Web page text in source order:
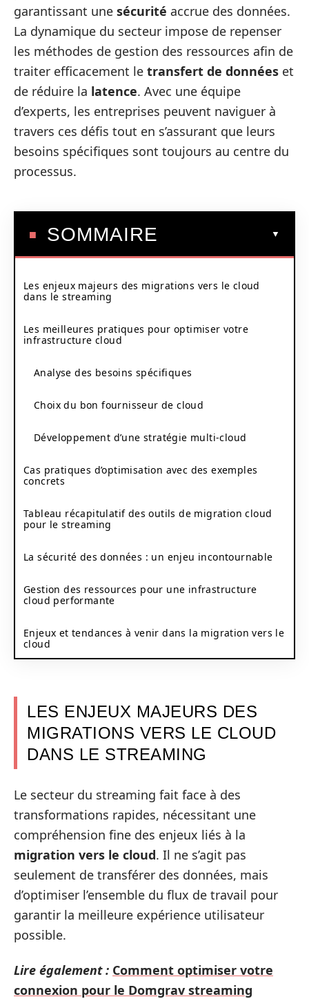
garantissant une sécurité accrue des données.
La dynamique du secteur impose de repenser
les méthodes de gestion des ressources afin de
traiter efficacement le transfert de données et
de réduire la latence. Avec une équipe
d’experts, les entreprises peuvent naviguer à
travers ces défis tout en s’assurant que leurs
besoins spécifiques sont toujours au centre du
processus.
SOMMAIRE
Les enjeux majeurs des migrations vers le cloud
dans le streaming
Les meilleures pratiques pour optimiser votre
infrastructure cloud
Analyse des besoins spécifiques
Choix du bon fournisseur de cloud
Développement d’une stratégie multi-cloud
Cas pratiques d’optimisation avec des exemples
concrets
Tableau récapitulatif des outils de migration cloud
pour le streaming
La sécurité des données : un enjeu incontournable
Gestion des ressources pour une infrastructure
cloud performante
Enjeux et tendances à venir dans la migration vers le
cloud
LES ENJEUX MAJEURS DES
MIGRATIONS VERS LE CLOUD
DANS LE STREAMING
Le secteur du streaming fait face à des
transformations rapides, nécessitant une
compréhension fine des enjeux liés à la
migration vers le cloud. Il ne s’agit pas
seulement de transférer des données, mais
d’optimiser l’ensemble du flux de travail pour
garantir la meilleure expérience utilisateur
possible.
Lire également : Comment optimiser votre
connexion pour le Domgrav streaming